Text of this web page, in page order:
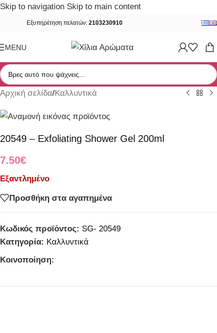
Skip to navigation Skip to main content
Εξυπηρέτηση πελατών: 2103230910
MENU
Αρχική σελίδα/Καλλυντικά
Sold out
20549 – Exfoliating Shower Gel 200ml
7.50€
Εξαντλημένο
Προσθήκη στα αγαπημένα
Κωδικός προϊόντος: SG- 20549
Κατηγορία: Καλλυντικά
Κοινοποίηση: